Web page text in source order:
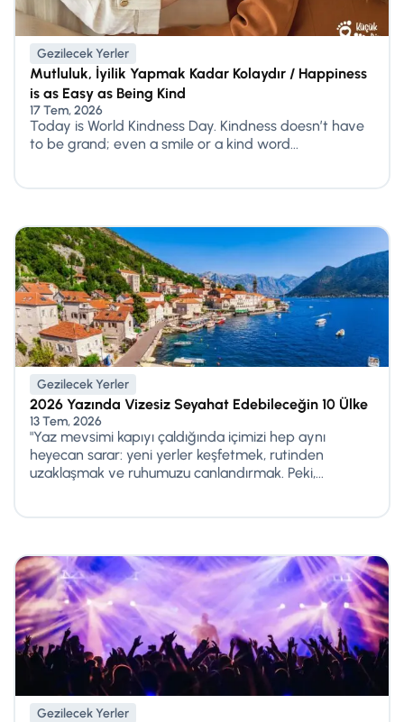
Gezilecek Yerler
Mutluluk, İyilik Yapmak Kadar Kolaydır / Happiness
is as Easy as Being Kind
17 Tem, 2026
Today is World Kindness Day. Kindness doesn’t have
to be grand; even a smile or a kind word...
Gezilecek Yerler
2026 Yazında Vizesiz Seyahat Edebileceğin 10 Ülke
13 Tem, 2026
"Yaz mevsimi kapıyı çaldığında içimizi hep aynı
heyecan sarar: yeni yerler keşfetmek, rutinden
uzaklaşmak ve ruhumuzu canlandırmak. Peki,...
Gezilecek Yerler